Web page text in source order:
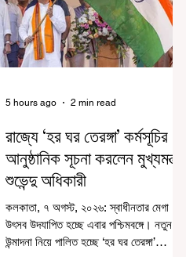
রাজ্যে ‘হর ঘর তেরঙ্গা’ কর্মসূচির
আনুষ্ঠানিক সূচনা করলেন মুখ্যমন্ত্রী
শুভেন্দু অধিকারী
কলকাতা, ৭ অগস্ট, ২০২৬: স্বাধীনতার মেগা
উৎসব উদযাপিত হচ্ছে এবার পশ্চিমবঙ্গে। নতুন
উন্মাদনা নিয়ে পালিত হচ্ছে ‘হর ঘর তেরঙ্গা’
5 hours ago 2 min read